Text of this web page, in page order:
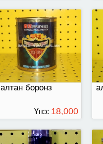
ТӨГРӨГ
алтан боронз
Үнэ: 18,000
ТӨГРӨГ
Шүршдэг мөнгөн
боронз/300мл/